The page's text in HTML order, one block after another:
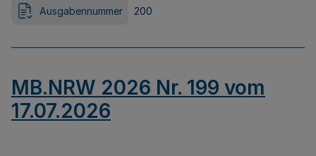
Ausgabennummer 200
MB.NRW 2026 Nr. 199 vom
17.07.2026